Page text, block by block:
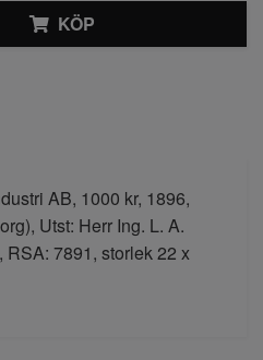
KÖP
AB, 1000 kr, 1896,
Utst: Herr Ing. L. A.
RSA: 7891, storlek 22 x